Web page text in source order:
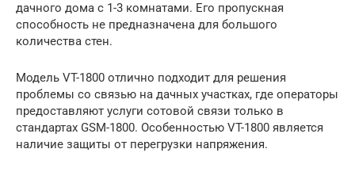
дачного дома с 1-3 комнатами. Его пропускная
способность не предназначена для большого
количества стен.
Модель VT-1800 отлично подходит для решения
проблемы со связью на дачных участках, где операторы
предоставляют услуги сотовой связи только в
стандартах GSM-1800. Особенностью VT-1800 является
наличие защиты от перегрузки напряжения.